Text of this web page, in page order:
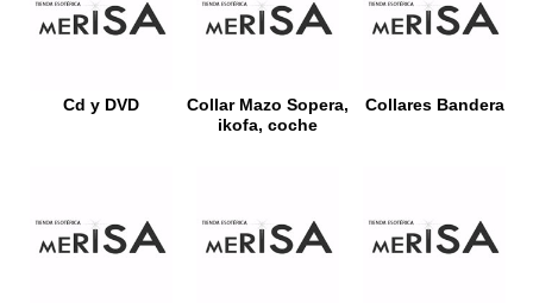
Cd y DVD
Collar Mazo Sopera,
ikofa, coche
Collares Bandera